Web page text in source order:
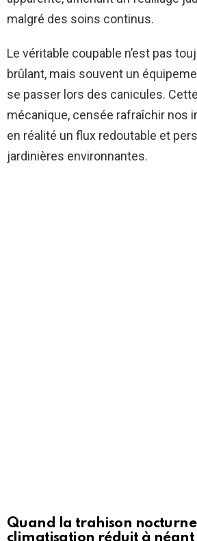
malgré des soins continus.
Le véritable coupable n’est pas
brûlant, mais souvent un
se passer lors des canicules.
mécanique, censée rafraîchir nos
en réalité un flux redoutable et
jardinières environnantes.
Quand la trahison